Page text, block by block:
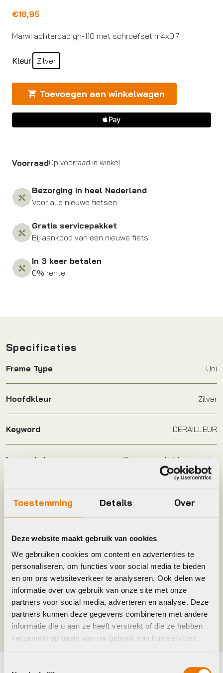
Toestemming Details Over
Deze website maakt gebruik van cookies
We gebruiken cookies om content en advertenties te
personaliseren, om functies voor social media te bieden
en om ons websiteverkeer te analyseren. Ook delen we
informatie over uw gebruik van onze site met onze
partners voor social media, adverteren en analyse. Deze
partners kunnen deze gegevens combineren met andere
informatie die u aan ze heeft verstrekt of die ze hebben
verzameld op basis van uw gebruik van hun services.
€18,95
Marwi achterpad gh-110 met schroefset m4x0.7
Kleur Zilver
Toevoegen aan winkelwagen
VoorraadOp voorraad in winkel
Bezorging in heel Nederland
Voor alle nieuwe fietsen
Gratis servicepakket
Bij aankoop van een nieuwe fiets
In 3 keer betalen
0% rente
Specificaties
Frame Type Uni
Hoofdkleur Zilver
Keyword DERAILLEUR
Leverstatus Op voorraad bij leverancier
Plaatsbepaling
Merk
Jaar 2016
Kleur Zilver